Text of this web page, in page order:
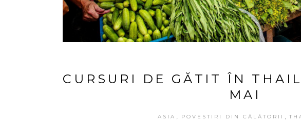
CURSURI DE GĂTIT ÎN
MAI
ASIA , POVESTIRI DIN CĂLĂTORII ,